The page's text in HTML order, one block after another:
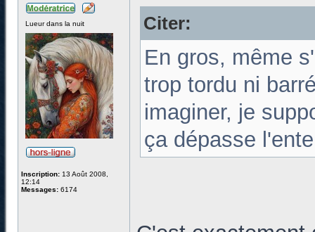
Lueur dans la nuit
Inscription: 13 Août 2008,
12:14
Messages: 6174
Citer:
En gros, même
trop tordu ni
imaginer, je
ça dépasse